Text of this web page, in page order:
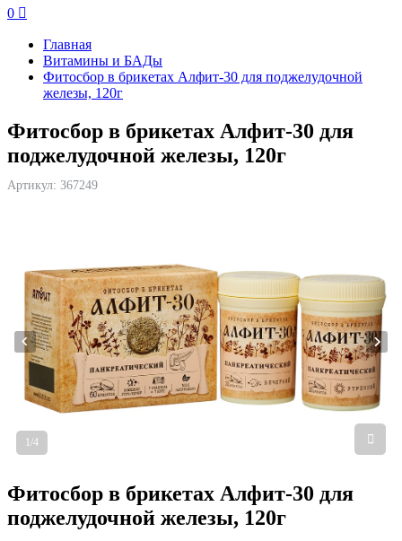
0
Главная
Витамины и БАДы
Фитосбор в брикетах Алфит-30 для поджелудочной
железы, 120г
Фитосбор в брикетах Алфит-30 для
поджелудочной железы, 120г
Артикул: 367249
1/4
Фитосбор в брикетах Алфит-30 для
поджелудочной железы, 120г